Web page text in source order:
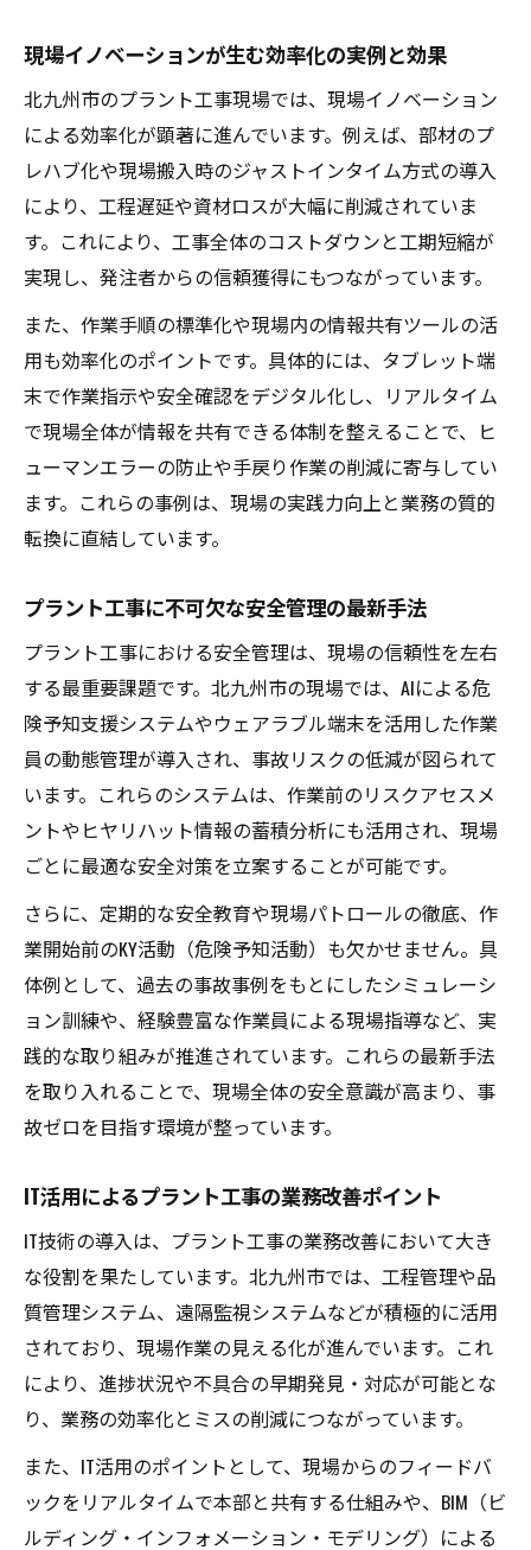
IT融合時代のプラント工事技術習得法
事例から学ぶ専門知識の実践的活用法
環境配慮と生産性向上を両立する技術動向
働き方改革とプラント工事の未来像を考える
働き方改革が進むプラント工事業界の現状
柔軟な勤務体制とプラント工事の両立事例
次世代を見据えたプラント工事の働き方と
は
IT導入による業務効率化と人材育成の可能性
ワークライフバランス向上に向けた取り組
み
認定制度の最新情報と申請準備のコツ
プラント工事で活用できる認定制度の基礎
優良業者認定取得のための実践的ポイント
申請時に押さえたい書類準備と注意点
現場経験者が語る認定制度活用メリット
プラント工事事業者の認定取得成功事例
地域特性を生かした成長戦略の実践法
プラント工事で地域特性を活用する戦略思
考
成長企業に学ぶ地域密着型プラント工事の
手法
異業種連携が生む新たな成長機会の発掘法
地域資源とプラント工事のシナジー効果
地元人材活用とプラント工事現場の強化策
現場イノベーションが生む効率化の実例と効果
北九州市のプラント工事現場では、現場イノベーション
による効率化が顕著に進んでいます。例えば、部材のプ
レハブ化や現場搬入時のジャストインタイム方式の導入
により、工程遅延や資材ロスが大幅に削減されていま
す。これにより、工事全体のコストダウンと工期短縮が
実現し、発注者からの信頼獲得にもつながっています。
また、作業手順の標準化や現場内の情報共有ツールの活
用も効率化のポイントです。具体的には、タブレット端
末で作業指示や安全確認をデジタル化し、リアルタイム
で現場全体が情報を共有できる体制を整えることで、ヒ
ューマンエラーの防止や手戻り作業の削減に寄与してい
ます。これらの事例は、現場の実践力向上と業務の質的
転換に直結しています。
プラント工事に不可欠な安全管理の最新手法
プラント工事における安全管理は、現場の信頼性を左右
する最重要課題です。北九州市の現場では、AIによる危
険予知支援システムやウェアラブル端末を活用した作業
員の動態管理が導入され、事故リスクの低減が図られて
います。これらのシステムは、作業前のリスクアセスメ
ントやヒヤリハット情報の蓄積分析にも活用され、現場
ごとに最適な安全対策を立案することが可能です。
さらに、定期的な安全教育や現場パトロールの徹底、作
業開始前のKY活動（危険予知活動）も欠かせません。具
体例として、過去の事故事例をもとにしたシミュレーシ
ョン訓練や、経験豊富な作業員による現場指導など、実
践的な取り組みが推進されています。これらの最新手法
を取り入れることで、現場全体の安全意識が高まり、事
故ゼロを目指す環境が整っています。
IT活用によるプラント工事の業務改善ポイント
IT技術の導入は、プラント工事の業務改善において大き
な役割を果たしています。北九州市では、工程管理や品
質管理システム、遠隔監視システムなどが積極的に活用
されており、現場作業の見える化が進んでいます。これ
により、進捗状況や不具合の早期発見・対応が可能とな
り、業務の効率化とミスの削減につながっています。
また、IT活用のポイントとして、現場からのフィードバ
ックをリアルタイムで本部と共有する仕組みや、BIM（ビ
ルディング・インフォメーション・モデリング）による